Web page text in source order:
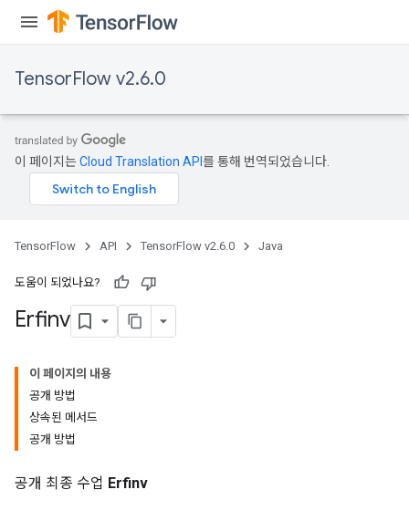
TensorFlow v2.6.0
이 페이지는Cloud Translation API 를 통해 번역되었습니다.
TensorFlow API TensorFlow v2.6.0 Java
도움이 되었나요?
Erfinv
이 페이지의 내용
공개 방법
상속된 메서드
공개 방법
공개 최종 수업 Erfinv